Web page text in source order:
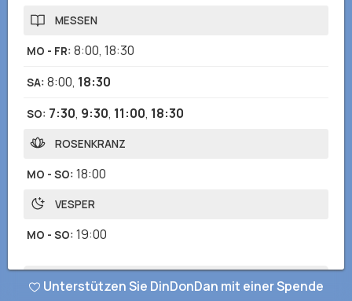
MESSEN
MO - FR: 8:00, 18:30
SA: 8:00, 18:30
SO: 7:30, 9:30, 11:00, 18:30
ROSENKRANZ
MO - SO: 18:00
VESPER
MO - SO: 19:00
Haben Sie falsche oder fehlende Informationen bemerkt? Senden
Unterstützen Sie DinDonDan mit einer Spende